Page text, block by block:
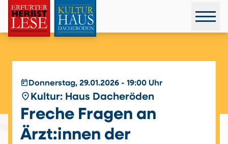
today Donnerstag, 29.01.2026 - 19:00 Uhr
place Kultur: Haus Dacheröden
Freche Fragen an
Ärzt:innen der